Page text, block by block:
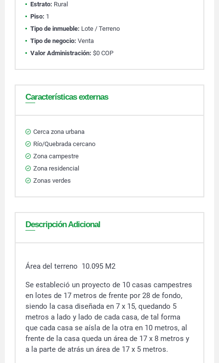
Estrato: Rural
Piso: 1
Tipo de inmueble: Lote / Terreno
Tipo de negocio: Venta
Valor Administración: $0 COP
Características externas
Cerca zona urbana
Río/Quebrada cercano
Zona campestre
Zona residencial
Zonas verdes
Descripción Adicional
Área del terreno 10.095 M2
Se estableció un proyecto de 10 casas campestres
en lotes de 17 metros de frente por 28 de fondo,
siendo la casa diseñada en 7 x 15, quedando 5
metros a lado y lado de cada casa, de tal forma
que cada casa se aísla de la otra en 10 metros, al
frente de la casa queda un área de 17 x 8 metros y
a la parte de atrás un área de 17 x 5 metros.